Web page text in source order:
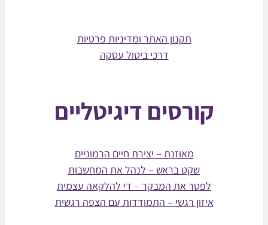
תקנון האתר ומדיניות פרטיות
דרכי ביטול עסקה
קורסים דיגיטליים
מאוזנת – יצירת חיים הרמוניים
שקט בראש – לנהל את המחשבות
לפטר את המבקר – די להלקאה עצמית
איזון רגשי – התמודדות עם הצפה רגשית